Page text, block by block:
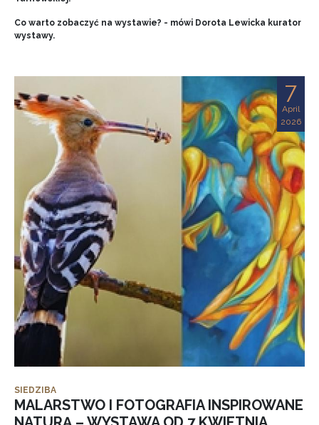
Co warto zobaczyć na wystawie? - mówi Dorota Lewicka kurator
wystawy.
7
April
2026
SIEDZIBA
MALARSTWO I FOTOGRAFIA INSPIROWANE